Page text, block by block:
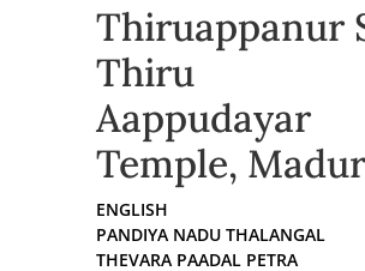
Thiruappanur
Thiru
Aappudayar
Temple,
ENGLISH
PANDIYA NADU THALANGAL
THEVARA PAADAL PETRA